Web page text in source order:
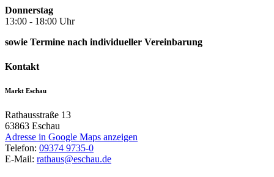
Donnerstag
13:00 - 18:00 Uhr
sowie Termine nach individueller Vereinbarung
Kontakt
Markt Eschau
Rathausstraße 13
63863 Eschau
Adresse in Google Maps anzeigen
Telefon: 09374 9735-0
E-Mail: rathaus@eschau.de